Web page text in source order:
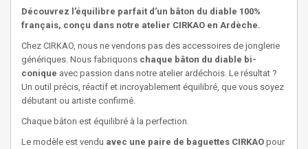
Découvrez l’équilibre parfait d’un bâton du diable 100%
français, conçu dans notre atelier CIRKAO en Ardèche.
Chez CIRKAO, nous ne vendons pas des accessoires de jonglerie
génériques. Nous fabriquons chaque bâton du diable bi-
conique avec passion dans notre atelier ardéchois. Le résultat ?
Un outil précis, réactif et incroyablement équilibré, que vous soyez
débutant ou artiste confirmé.
Chaque bâton est équilibré à la perfection.
Le modèle est vendu avec une paire de baguettes CIRKAO pour